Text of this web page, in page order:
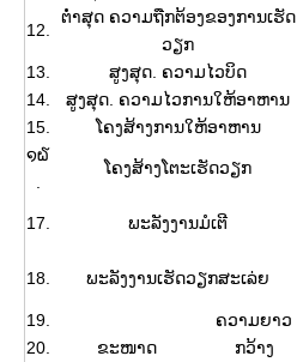
12.
ຕ່ຳສຸດ ຄວາມຖືກຕ້ອງຂອງການເຮັດ
ວຽກ
13. ສູງສຸດ. ຄວາມໄວບິດ
14.
ສູງສຸດ. ຄວາມໄວການໃຫ້ອາຫານ
15.
ໂຄງສ້າງການໃຫ້ອາຫານ
໑໖
ໂຄງສ້າງໂຕະເຮັດວຽກ
17. ພະລັງງານມໍເຕີ
18. ພະລັງງານເຮັດວຽກສະເລ່ຍ
19.
ຂະໜາດ
ຄວາມຍາວ
20.
ກວ້າງ